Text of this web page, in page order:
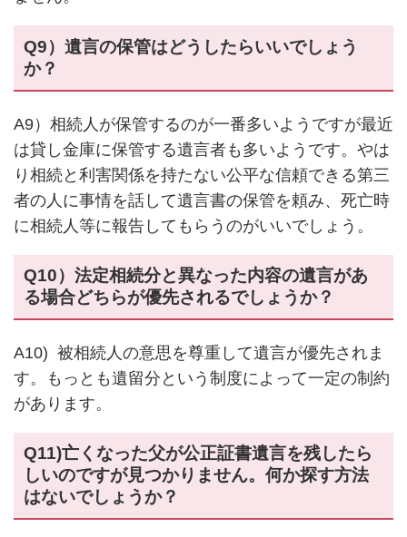
Q9）遺言の保管はどうしたらいいでしょう
か？
A9）相続人が保管するのが一番多いようですが最近
は貸し金庫に保管する遺言者も多いようです。やは
り相続と利害関係を持たない公平な信頼できる第三
者の人に事情を話して遺言書の保管を頼み、死亡時
に相続人等に報告してもらうのがいいでしょう。
Q10）法定相続分と異なった内容の遺言があ
る場合どちらが優先されるでしょうか？
A10) 被相続人の意思を尊重して遺言が優先されま
す。もっとも遺留分という制度によって一定の制約
があります。
Q11)亡くなった父が公正証書遺言を残したら
しいのですが見つかりません。何か探す方法
はないでしょうか？